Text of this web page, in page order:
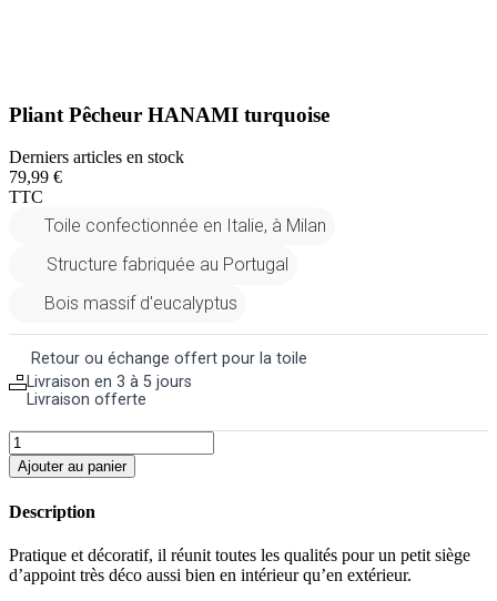
Pliant Pêcheur HANAMI turquoise
Derniers articles en stock
79,99 €
TTC
Toile confectionnée en Italie, à Milan
Structure fabriquée au Portugal
Bois massif d'eucalyptus
Retour ou échange offert pour la toile
Livraison en 3 à 5 jours
Livraison offerte
Ajouter au panier
Description
Pratique et décoratif, il réunit toutes les qualités pour un petit siège
d’appoint très déco aussi bien en intérieur qu’en extérieur.